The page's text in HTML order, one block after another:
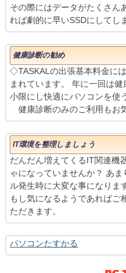
その際にはデータがたくさん
れば劇的に早いSSDにしてし
健康診断の勧め
◇TASKALの出張基本料金に
まれています。 年に一回は
小限にし快適にパソコンを使
健康診断のみのご利用もお
IT環境を整理しましょう
だんだん増えてくるIT関連機
ゃになっていませんか？ あ
ル発生時に大変な事になりま
もし気になるようであればご
ただきます。
パソコンたすかる